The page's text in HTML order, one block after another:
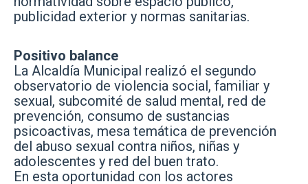
publicidad exterior y normas sanitarias.
Positivo balance
La Alcaldía Municipal realizó el segundo
observatorio de violencia social, familiar y
sexual, subcomité de salud mental, red de
prevención, consumo de sustancias
psicoactivas, mesa temática de prevención
del abuso sexual contra niños, niñas y
adolescentes y red del buen trato.
En esta oportunidad con los actores